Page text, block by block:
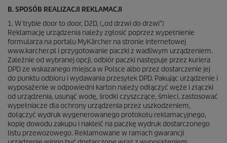
B. SPOSÓB REALIZACJI REKLAMACJI
1. W trybie door to door, D2D, („od drzwi do drzwi”)
Reklamację urządzenia należy zgłosić poprzez wypełnienie
formularza na portalu MyKärcher na stronie internetowej
www.karcher.pl i przygotowanie paczki z wadliwym urządzeniem.
Zależnie od wybranej opcji, odbiór paczki następuje przez kuriera
DPD ze wskazanego miejsca w Polsce albo przez dostarczenie jej
do punktu odbioru i wydawania przesyłek DPD. Pakując urządzenie i
wyposażenie w odpowiedni karton należy odłączyć węże i złączki
od urządzenia, usunąć wodę, środki czyszczące, śmieci, zastosować
wypełniacze dla ochrony urządzenia przez uszkodzeniem,
dołączyć wydruk wygenerowanego protokołu reklamacyjnego,
kopię dowodu zakupu i nakleić na paczkę wydruk dostarczonego
listu przewozowego. Reklamowane w ramach gwarancji